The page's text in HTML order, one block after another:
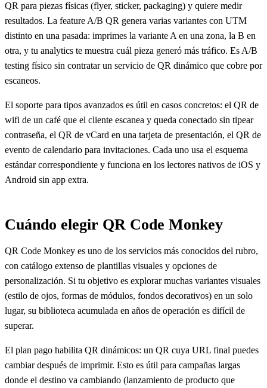
QR para piezas físicas (flyer, sticker, packaging) y quiere medir
resultados. La feature A/B QR genera varias variantes con UTM
distinto en una pasada: imprimes la variante A en una zona, la B en
otra, y tu analytics te muestra cuál pieza generó más tráfico. Es A/B
testing físico sin contratar un servicio de QR dinámico que cobre por
escaneos.
El soporte para tipos avanzados es útil en casos concretos: el QR de
wifi de un café que el cliente escanea y queda conectado sin tipear
contraseña, el QR de vCard en una tarjeta de presentación, el QR de
evento de calendario para invitaciones. Cada uno usa el esquema
estándar correspondiente y funciona en los lectores nativos de iOS y
Android sin app extra.
Cuándo elegir QR Code Monkey
QR Code Monkey es uno de los servicios más conocidos del rubro,
con catálogo extenso de plantillas visuales y opciones de
personalización. Si tu objetivo es explorar muchas variantes visuales
(estilo de ojos, formas de módulos, fondos decorativos) en un solo
lugar, su biblioteca acumulada en años de operación es difícil de
superar.
El plan pago habilita QR dinámicos: un QR cuya URL final puedes
cambiar después de imprimir. Esto es útil para campañas largas
donde el destino va cambiando (lanzamiento de producto que